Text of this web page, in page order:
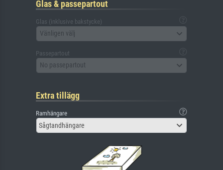
Glas & passepartout
Glas (inklusive bakstycke)
Vänligen välj
Passepartout
No passepartout
Extra tillägg
Ramhängare
Sågtandhängare